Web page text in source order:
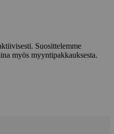
Suosittelemme
myös myyntipakkauksesta.